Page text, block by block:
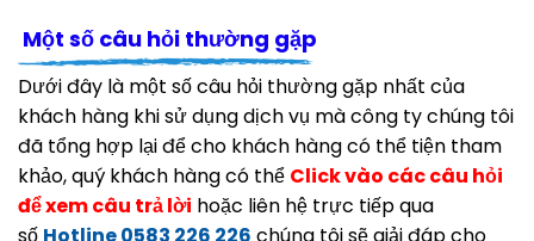
Một số câu hỏi thường gặp
Dưới đây là một số câu hỏi thường gặp nhất của
khách hàng khi sử dụng dịch vụ mà công ty chúng tôi
đã tổng hợp lại để cho khách hàng có thể tiện tham
khảo, quý khách hàng có thể Click vào các câu hỏi
để xem câu trả lời hoặc liên hệ trực tiếp qua
số Hotline 0583 226 226 chúng tôi sẽ giải đáp cho